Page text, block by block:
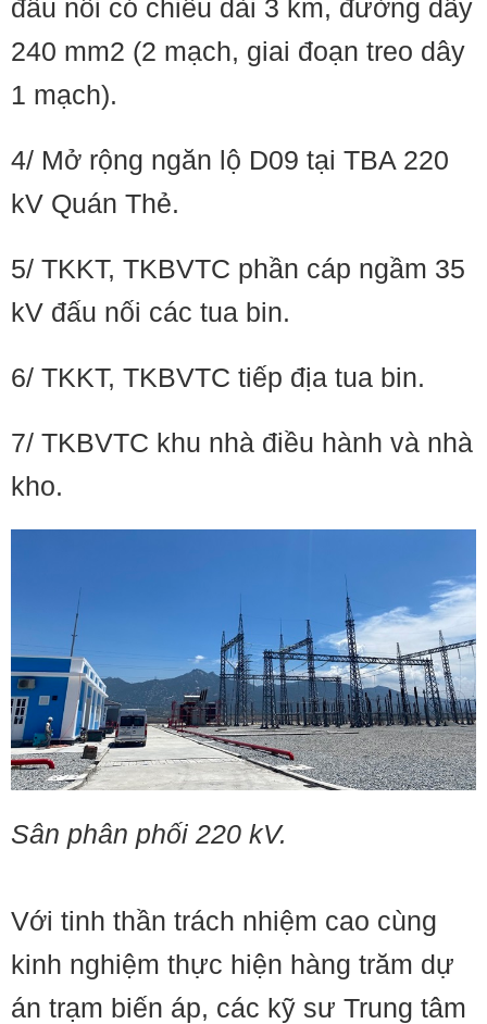
đấu nối có chiều dài 3 km, đường dây
240 mm2 (2 mạch, giai đoạn treo dây
1 mạch).
4/ Mở rộng ngăn lộ D09 tại TBA 220
kV Quán Thẻ.
5/ TKKT, TKBVTC phần cáp ngầm 35
kV đấu nối các tua bin.
6/ TKKT, TKBVTC tiếp địa tua bin.
7/ TKBVTC khu nhà điều hành và nhà
kho.
Sân phân phối 220 kV.
Với tinh thần trách nhiệm cao cùng
kinh nghiệm thực hiện hàng trăm dự
án trạm biến áp, các kỹ sư Trung tâm